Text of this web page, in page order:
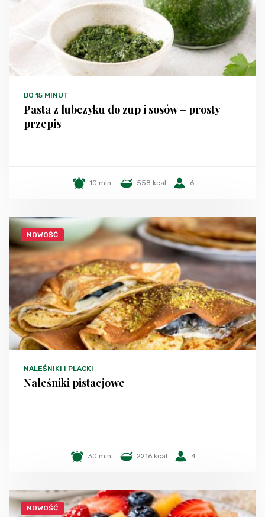
DO 15 MINUT
Pasta z lubczyku do zup i sosów – prosty
przepis
10 min. 558 kcal 6
NOWOŚĆ
NALEŚNIKI I PLACKI
Naleśniki pistacjowe
30 min. 2216 kcal 4
NOWOŚĆ